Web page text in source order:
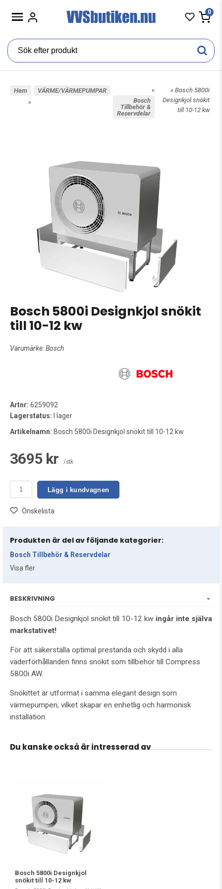
0
Hem
»
VÄRME/VÄRMEPUMPAR
»
Bosch
Tillbehör &
Reservdelar
» Bosch 5800i
Designkjol snökit
till 10-12 kw
Bosch 5800i Designkjol snökit
till 10-12 kw
Varumärke:Bosch
Artnr: 6259092
Lagerstatus: I lager
Artikelnamn: Bosch 5800i Designkjol snökit till 10-12 kw
3695 kr /stk
Lägg i kundvagnen
Önskelista
Produkten är del av följande kategorier:
Bosch Tillbehör & Reservdelar
Visa fler
BESKRIVNING
Bosch 5800i Designkjol snökit till 10-12 kw ingår inte själva
markstativet!
För att säkerställa optimal prestanda och skydd i alla
väderförhållanden finns snökit som tillbehör till Compress
5800i AW.
Snökittet är utformat i samma elegant design som
värmepumpen, vilket skapar en enhetlig och harmonisk
installation.
Du kanske också är intresserad av
Bosch 5800i Designkjol
snökit till 10-12 kw